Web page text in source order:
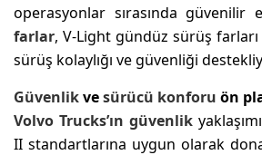
operasyonlar sırasında güvenilir
farlar, V-Light gündüz sürüş
sürüş kolaylığı ve güvenliği
Güvenlikvesürücü konforu ön
Volvo Trucks’ın güvenlik
II standartlarına uygun olarak